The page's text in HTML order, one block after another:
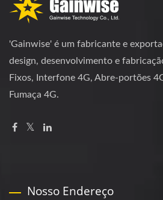
'Gainwise' é um fabricante e
design, desenvolvimento e
Fixos, Interfone 4G, Abre-portões
Fumaça 4G.
Nosso Endereço